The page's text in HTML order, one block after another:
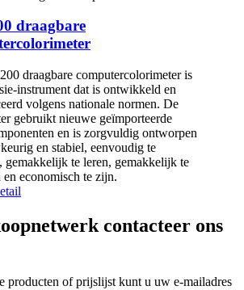
draagbare
draagbare computercolorimeter is
instrument dat is ontwikkeld en
volgens nationale normen. De
gebruikt nieuwe geïmporteerde
en is zorgvuldig ontworpen
en stabiel, eenvoudig te
gemakkelijk te leren, gemakkelijk te
en economisch te zijn.
contacteer ons
producten of prijslijst kunt u uw e-mailadres